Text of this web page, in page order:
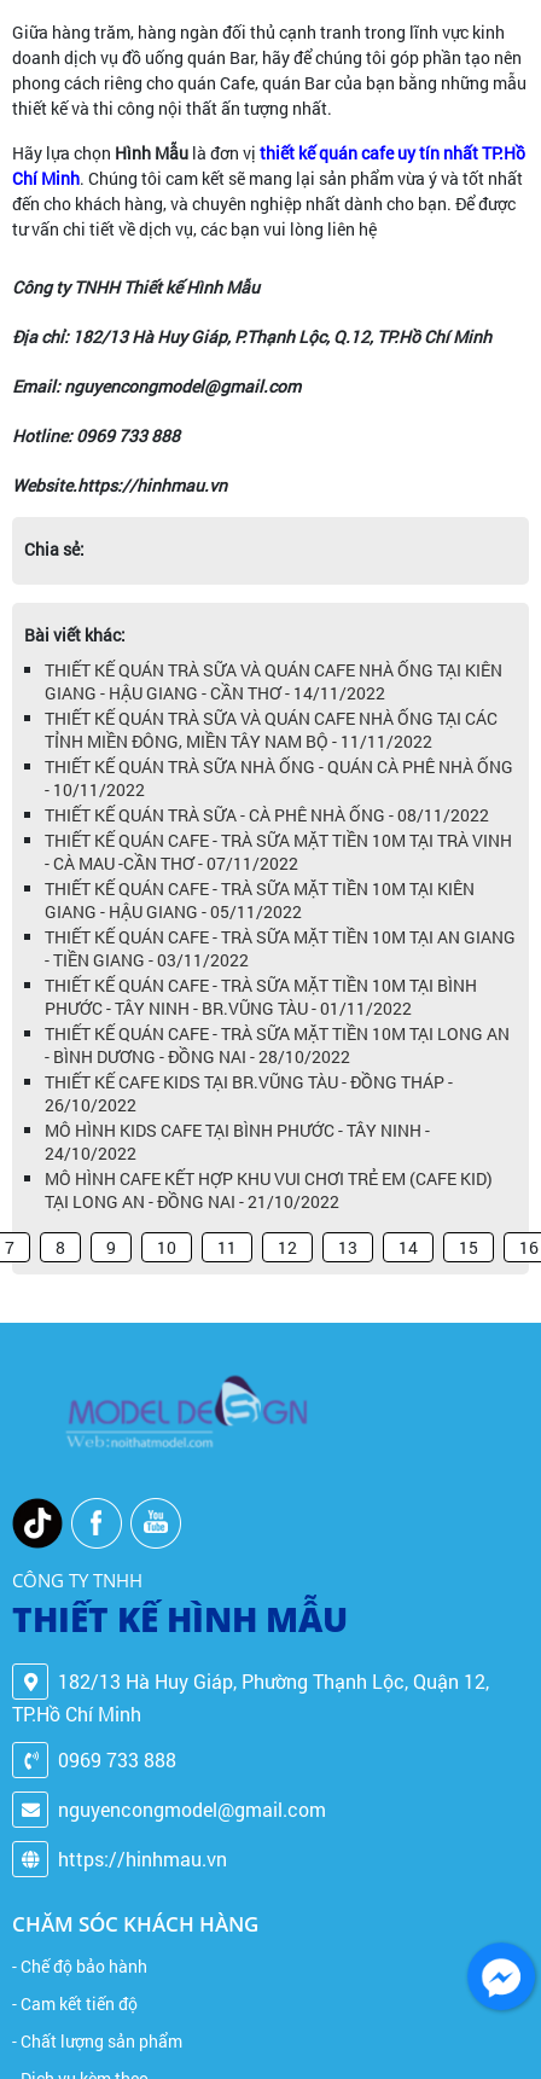
Giữa hàng trăm, hàng ngàn đối thủ cạnh tranh trong lĩnh vực kinh
doanh dịch vụ đồ uống quán Bar, hãy để chúng tôi góp phần tạo nên
phong cách riêng cho quán Cafe, quán Bar của bạn bằng những mẫu
thiết kế và thi công nội thất ấn tượng nhất.
Hãy lựa chọn Hình Mẫu là đơn vị thiết kế quán cafe uy tín nhất TP.Hồ
Chí Minh. Chúng tôi cam kết sẽ mang lại sản phẩm vừa ý và tốt nhất
đến cho khách hàng, và chuyên nghiệp nhất dành cho bạn. Để được
tư vấn chi tiết về dịch vụ, các bạn vui lòng liên hệ
Công ty TNHH Thiết kế Hình Mẫu
Địa chỉ: 182/13 Hà Huy Giáp, P.Thạnh Lộc, Q.12, TP.Hồ Chí Minh
Email: nguyencongmodel@gmail.com
Hotline: 0969 733 888
Website.https://hinhmau.vn
Chia sẻ:
Bài viết khác:
THIẾT KẾ QUÁN TRÀ SỮA VÀ QUÁN CAFE NHÀ ỐNG TẠI KIÊN
GIANG - HẬU GIANG - CẦN THƠ - 14/11/2022
THIẾT KẾ QUÁN TRÀ SỮA VÀ QUÁN CAFE NHÀ ỐNG TẠI CÁC
TỈNH MIỀN ĐÔNG, MIỀN TÂY NAM BỘ - 11/11/2022
THIẾT KẾ QUÁN TRÀ SỮA NHÀ ỐNG - QUÁN CÀ PHÊ NHÀ ỐNG
- 10/11/2022
THIẾT KẾ QUÁN TRÀ SỮA - CÀ PHÊ NHÀ ỐNG - 08/11/2022
THIẾT KẾ QUÁN CAFE - TRÀ SỮA MẶT TIỀN 10M TẠI TRÀ VINH
- CÀ MAU -CẦN THƠ - 07/11/2022
THIẾT KẾ QUÁN CAFE - TRÀ SỮA MẶT TIỀN 10M TẠI KIÊN
GIANG - HẬU GIANG - 05/11/2022
THIẾT KẾ QUÁN CAFE - TRÀ SỮA MẶT TIỀN 10M TẠI AN GIANG
- TIỀN GIANG - 03/11/2022
THIẾT KẾ QUÁN CAFE - TRÀ SỮA MẶT TIỀN 10M TẠI BÌNH
PHƯỚC - TÂY NINH - BR.VŨNG TÀU - 01/11/2022
THIẾT KẾ QUÁN CAFE - TRÀ SỮA MẶT TIỀN 10M TẠI LONG AN
- BÌNH DƯƠNG - ĐỒNG NAI - 28/10/2022
THIẾT KẾ CAFE KIDS TẠI BR.VŨNG TÀU - ĐỒNG THÁP -
26/10/2022
MÔ HÌNH KIDS CAFE TẠI BÌNH PHƯỚC - TÂY NINH -
24/10/2022
MÔ HÌNH CAFE KẾT HỢP KHU VUI CHƠI TRẺ EM (CAFE KID)
TẠI LONG AN - ĐỒNG NAI - 21/10/2022
7 8 9 10 11 12 13 14 15 16
CÔNG TY TNHH
THIẾT KẾ HÌNH MẪU
182/13 Hà Huy Giáp, Phường Thạnh Lộc, Quận 12,
TP.Hồ Chí Minh
0969 733 888
nguyencongmodel@gmail.com
https://hinhmau.vn
CHĂM SÓC KHÁCH HÀNG
- Chế độ bảo hành
- Cam kết tiến độ
- Chất lượng sản phẩm